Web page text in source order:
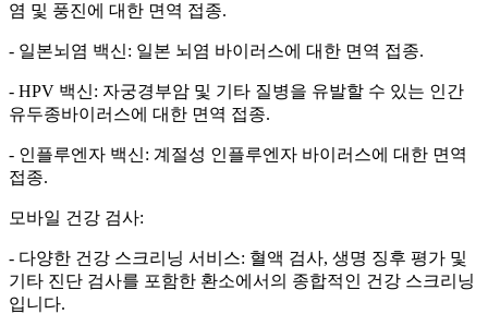
염 및 풍진에 대한 면역 접종.
- 일본뇌염 백신: 일본 뇌염 바이러스에 대한 면역 접종.
- HPV 백신: 자궁경부암 및 기타 질병을 유발할 수 있는 인간
유두종바이러스에 대한 면역 접종.
- 인플루엔자 백신: 계절성 인플루엔자 바이러스에 대한 면역
접종.
모바일 건강 검사:
- 다양한 건강 스크리닝 서비스: 혈액 검사, 생명 징후 평가 및
기타 진단 검사를 포함한 환소에서의 종합적인 건강 스크리닝
입니다.